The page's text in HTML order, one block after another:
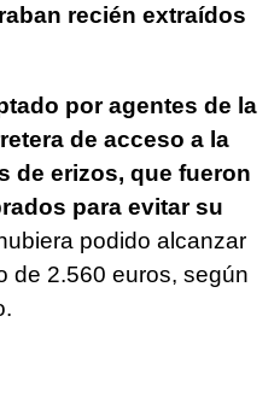
recién extraídos
por agentes de la
de acceso a la
de erizos, que fueron
para evitar su
podido alcanzar
de 2.560 euros, según